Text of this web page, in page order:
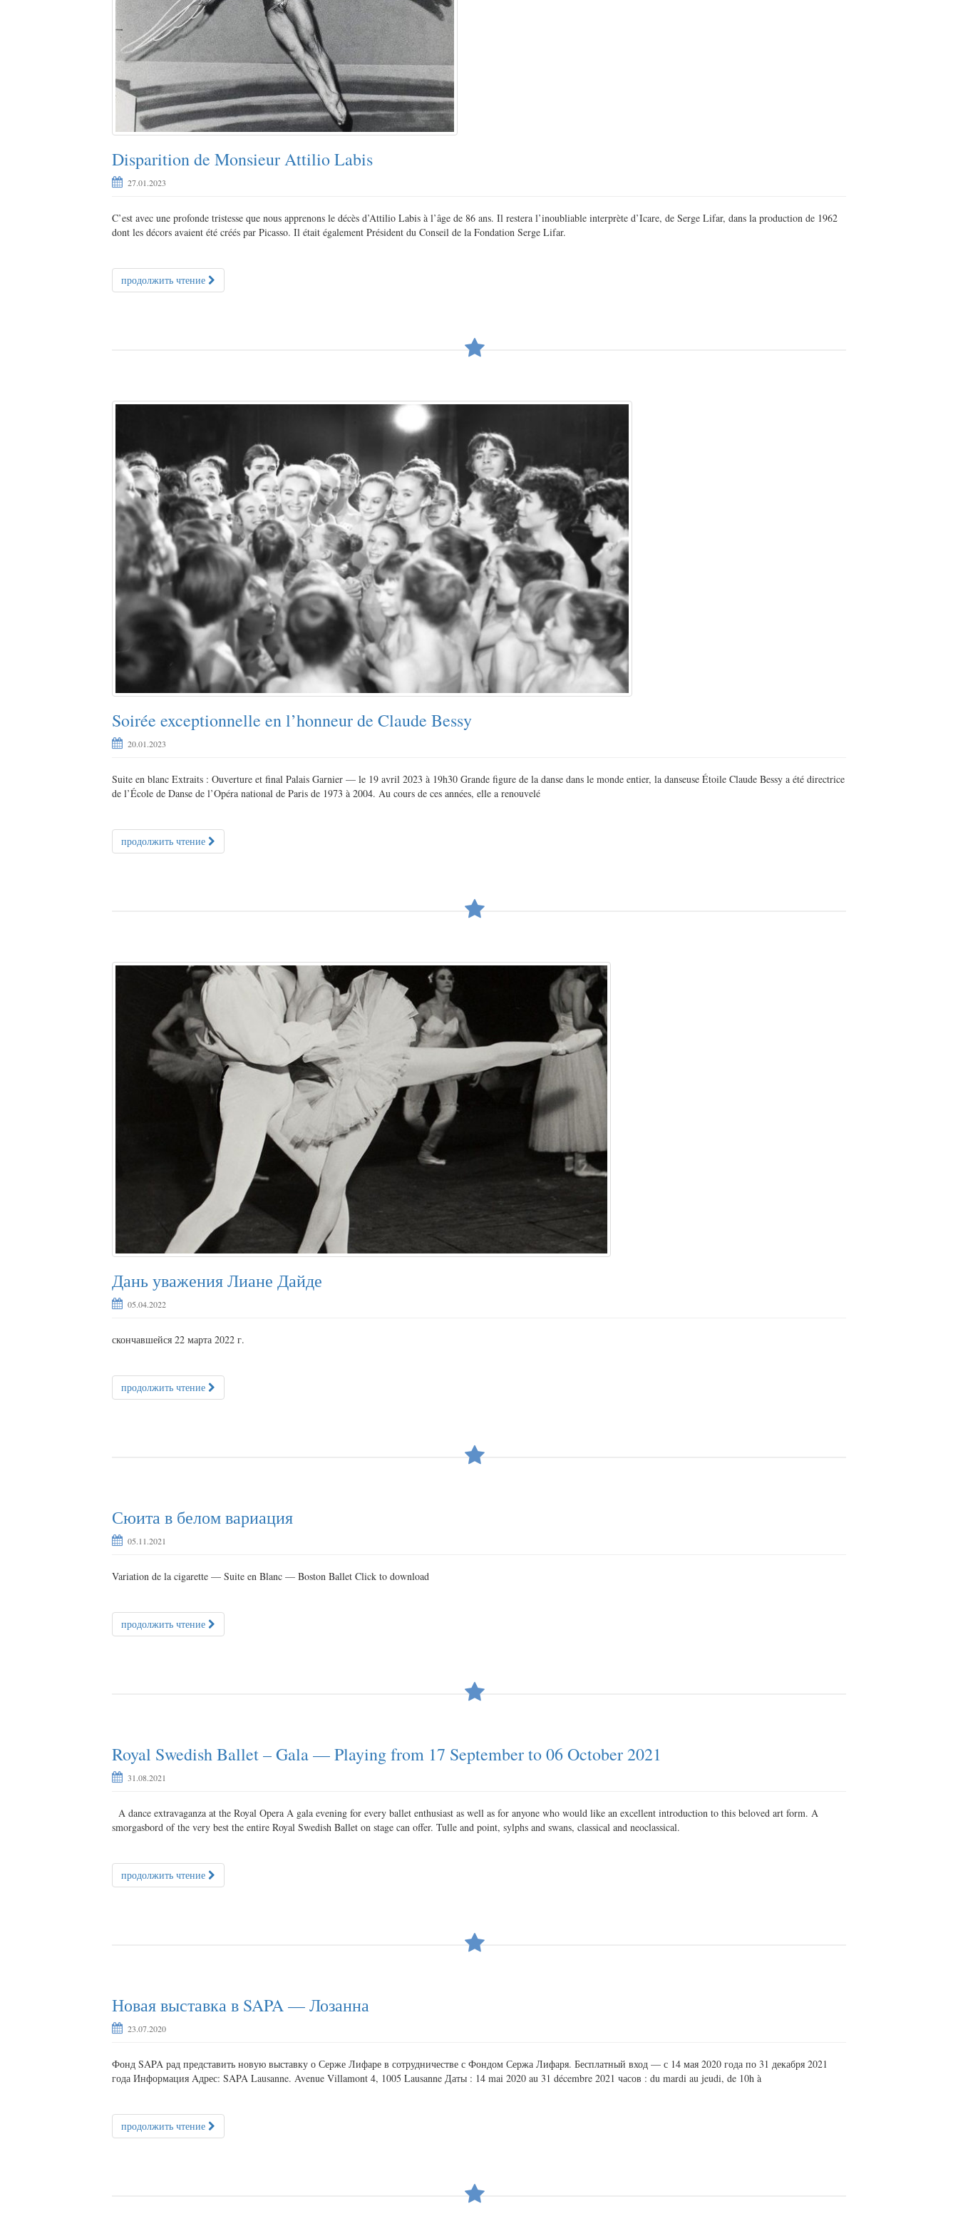
Ц
Disparition de Monsieur Attilio Labis
27.01.2023
C’est avec une profonde tristesse que nous apprenons le décès d’Attilio Labis à l’âge de 86 ans. Il restera l’inoubliable interprète d’Icare, de Serge Lifar, dans la production de 1962
dont les décors avaient été créés par Picasso. Il était également Président du Conseil de la Fondation Serge Lifar.
продолжить чтение
Soirée exceptionnelle en l’honneur de Claude Bessy
20.01.2023
Suite en blanc Extraits : Ouverture et final Palais Garnier — le 19 avril 2023 à 19h30 Grande figure de la danse dans le monde entier, la danseuse Étoile Claude Bessy a été directrice
de l’École de Danse de l’Opéra national de Paris de 1973 à 2004. Au cours de ces années, elle a renouvelé
продолжить чтение
Дань уважения Лиане Дайде
05.04.2022
скончавшейся 22 марта 2022 г.
продолжить чтение
Сюита в белом вариация
05.11.2021
Variation de la cigarette — Suite en Blanc — Boston Ballet Click to download
продолжить чтение
Royal Swedish Ballet – Gala — Playing from 17 September to 06 October 2021
31.08.2021
A dance extravaganza at the Royal Opera A gala evening for every ballet enthusiast as well as for anyone who would like an excellent introduction to this beloved art form. A
smorgasbord of the very best the entire Royal Swedish Ballet on stage can offer. Tulle and point, sylphs and swans, classical and neoclassical.
продолжить чтение
Новая выставка в SAPA — Лозанна
23.07.2020
Фонд SAPA рад представить новую выставку о Серже Лифаре в сотрудничестве с Фондом Сержа Лифаря. Бесплатный вход — с 14 мая 2020 года по 31 декабря 2021
года Информация Aдрес: SAPA Lausanne. Avenue Villamont 4, 1005 Lausanne Даты : 14 mai 2020 au 31 décembre 2021 часов : du mardi au jeudi, de 10h à
продолжить чтение